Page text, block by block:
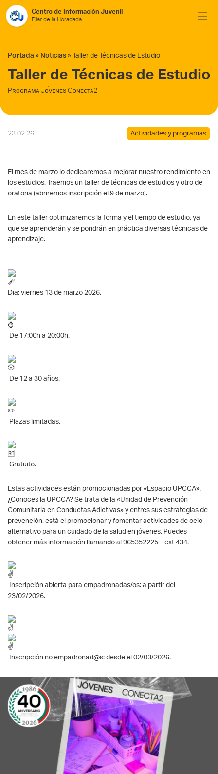
Saltar al contenido
Centro de Información Juvenil
Pilar de la Horadada
Portada » Noticias » Taller de Técnicas de Estudio
Taller de Técnicas de Estudio
Pʀᴏɢʀᴀᴍᴀ Jᴏ́ᴠᴇɴᴇs Cᴏɴᴇᴄᴛᴀ2
23.02.26 Actividades y programas
El mes de marzo lo dedicaremos a mejorar nuestro rendimiento en
los estudios. Traemos un taller de técnicas de estudios y otro de
oratoria (abriremos inscripción el 9 de marzo).
En este taller optimizaremos la forma y el tiempo de estudio, ya
que se aprenderán y se pondrán en práctica diversas técnicas de
aprendizaje.
Día: viernes 13 de marzo 2026.
De 17:00h a 20:00h.
De 12 a 30 años.
Plazas limitadas.
Gratuito.
Estas actividades están promocionadas por «Espacio UPCCA».
¿Conoces la UPCCA? Se trata de la «Unidad de Prevención
Comunitaria en Conductas Adictivas» y entres sus estrategias de
prevención, está el promocionar y fomentar actividades de ocio
alternativo para un cuidado de la salud en jóvenes. Puedes
obtener más información llamando al 965352225 – ext 434.
Inscripción abierta para empadronadas/os: a partir del
23/02/2026.
Inscripción no empadronad@s: desde el 02/03/2026.